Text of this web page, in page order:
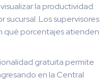
la productividad
sucursal. Los supervisores
qué porcentajes atienden
gratuita permite
en la Central